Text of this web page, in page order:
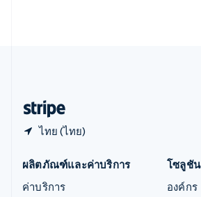
ไทย (ไทย)
ผลิตภัณฑ์และค่าบริการ
ค่าบริการ
โซลูชัน
องค์กร